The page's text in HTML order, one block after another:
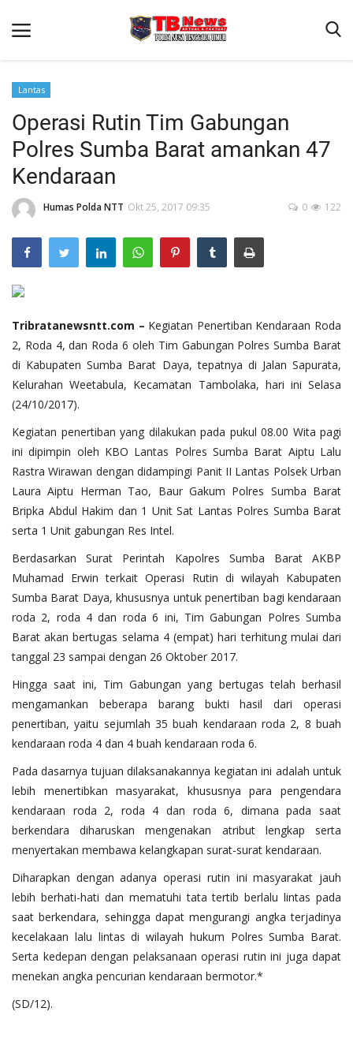
Beranda
Binkam
Terms & Conditions
Reskrim
Lantas
Polisi Kita
Mitra Polisi
Giat Ops
Link Polda NTT
Lantas
Operasi Rutin Tim Gabungan
Polres Sumba Barat amankan 47
Kendaraan
Humas Polda NTT Okt 25, 2017 09:35 122
0
Tribratanewsntt.com – Kegiatan Penertiban Kendaraan Roda
2, Roda 4, dan Roda 6 oleh Tim Gabungan Polres Sumba Barat
di Kabupaten Sumba Barat Daya, tepatnya di Jalan Sapurata,
Kelurahan Weetabula, Kecamatan Tambolaka, hari ini Selasa
(24/10/2017).
Kegiatan penertiban yang dilakukan pada pukul 08.00 Wita pagi
ini dipimpin oleh KBO Lantas Polres Sumba Barat Aiptu Lalu
Rastra Wirawan dengan didampingi Panit II Lantas Polsek Urban
Laura Aiptu Herman Tao, Baur Gakum Polres Sumba Barat
Bripka Abdul Hakim dan 1 Unit Sat Lantas Polres Sumba Barat
serta 1 Unit gabungan Res Intel.
Berdasarkan Surat Perintah Kapolres Sumba Barat AKBP
Muhamad Erwin terkait Operasi Rutin di wilayah Kabupaten
Sumba Barat Daya, khususnya untuk penertiban bagi kendaraan
roda 2, roda 4 dan roda 6 ini, Tim Gabungan Polres Sumba
Barat akan bertugas selama 4 (empat) hari terhitung mulai dari
tanggal 23 sampai dengan 26 Oktober 2017.
Hingga saat ini, Tim Gabungan yang bertugas telah berhasil
mengamankan beberapa barang bukti hasil dari operasi
penertiban, yaitu sejumlah 35 buah kendaraan roda 2, 8 buah
kendaraan roda 4 dan 4 buah kendaraan roda 6.
Pada dasarnya tujuan dilaksanakannya kegiatan ini adalah untuk
lebih menertibkan masyarakat, khususnya para pengendara
kendaraan roda 2, roda 4 dan roda 6, dimana pada saat
berkendara diharuskan mengenakan atribut lengkap serta
menyertakan membawa kelangkapan surat-surat kendaraan.
Diharapkan dengan adanya operasi rutin ini masyarakat jauh
lebih berhati-hati dan mematuhi tata tertib berlalu lintas pada
saat berkendara, sehingga dapat mengurangi angka terjadinya
kecelakaan lalu lintas di wilayah hukum Polres Sumba Barat.
Serta kedepan dengan pelaksanaan operasi rutin ini juga dapat
menekan angka pencurian kendaraan bermotor.*
(SD/12).